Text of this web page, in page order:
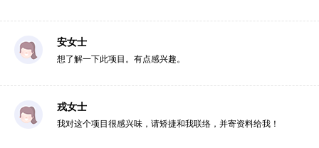
安女士
想了解一下此项目。有点感兴趣。
戎女士
我对这个项目很感兴味，请矫捷和我联络，并寄资料给我！